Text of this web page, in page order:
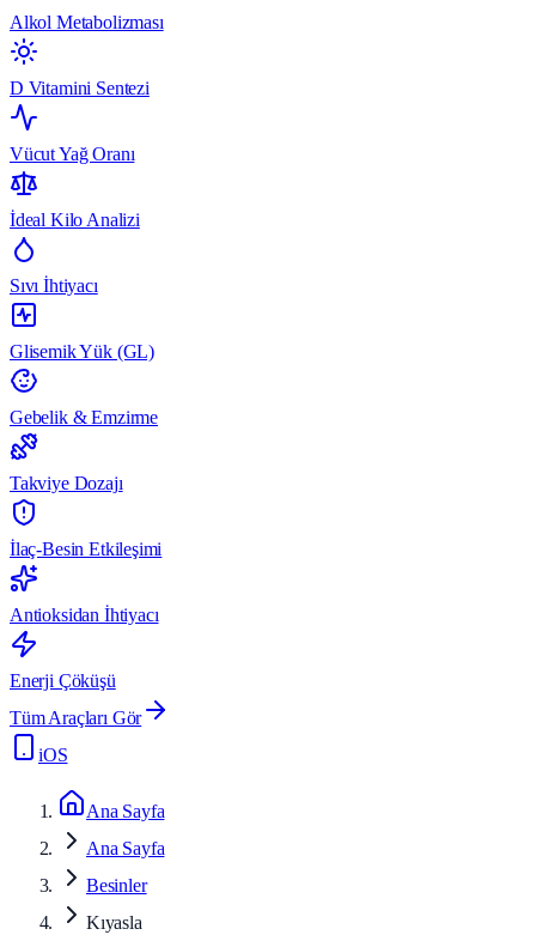
Alkol Metabolizması
D Vitamini Sentezi
Vücut Yağ Oranı
İdeal Kilo Analizi
Sıvı İhtiyacı
Glisemik Yük (GL)
Gebelik & Emzirme
Takviye Dozajı
İlaç-Besin Etkileşimi
Antioksidan İhtiyacı
Enerji Çöküşü
Tüm Araçları Gör
iOS
Ana Sayfa
Ana Sayfa
Besinler
Kıyasla